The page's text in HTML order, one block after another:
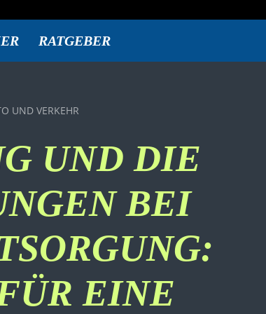
RATGEBER
UND VERKEHR
UND DIE
BEI
EINE